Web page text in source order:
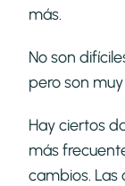
más.
No son
pero son
Hay ciertos
más
cambios.